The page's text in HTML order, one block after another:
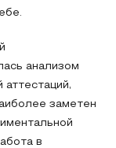
анализом
заметен
в